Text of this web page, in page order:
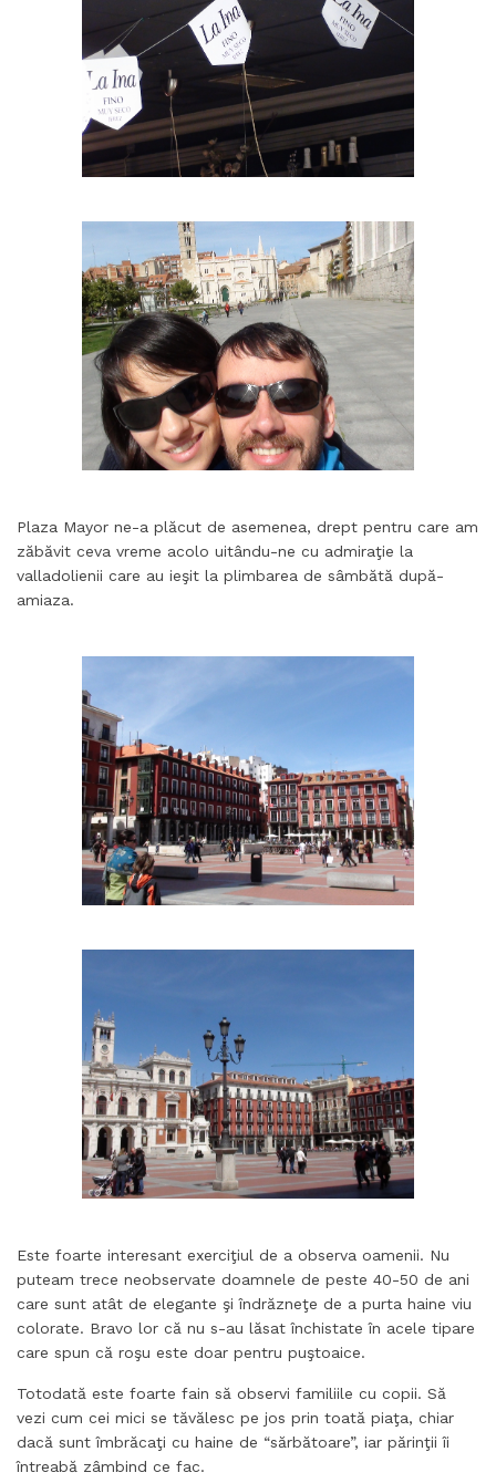
Plaza Mayor ne-a plăcut de asemenea, drept pentru care am
zăbăvit ceva vreme acolo uitându-ne cu admiraţie la
valladolienii care au ieşit la plimbarea de sâmbătă după-
amiaza.
Este foarte interesant exerciţiul de a observa oamenii. Nu
puteam trece neobservate doamnele de peste 40-50 de ani
care sunt atât de elegante şi îndrăzneţe de a purta haine viu
colorate. Bravo lor că nu s-au lăsat închistate în acele tipare
care spun că roşu este doar pentru puştoaice.
Totodată este foarte fain să observi familiile cu copii. Să
vezi cum cei mici se tăvălesc pe jos prin toată piaţa, chiar
dacă sunt îmbrăcaţi cu haine de “sărbătoare”, iar părinţii îi
întreabă zâmbind ce fac.